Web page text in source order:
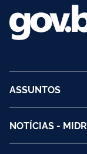
ASSUNTOS
NOTÍCIAS - MIDR